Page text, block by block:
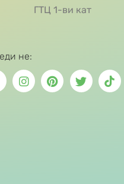
ГТЦ 1-ви кат
не: